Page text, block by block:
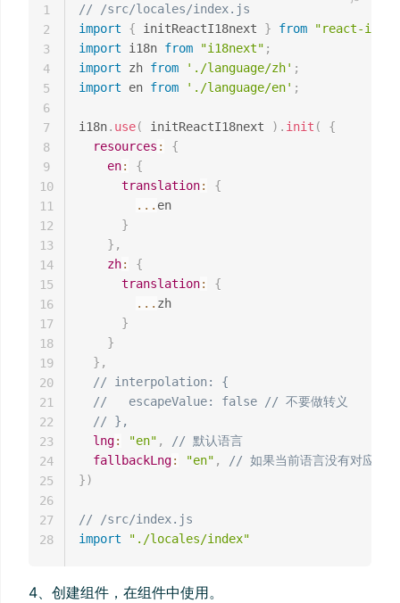
// /src/locales/index.js
import
{ initReactI18next } from
"react-
import i18n from "i18next" ;
import zh from './language/zh' ;
import en from './language/en' ;
i18n. use( initReactI18next ) . init (
{
resources :
{
en:
{
translation:
{
... en
}
} ,
zh:
{
translation:
{
... zh
}
}
} ,
// interpolation: {
//   escapeValue: false // 不要做转义
// },
lng: "en" ,
// 默认语言
fallbackLng: "en" ,
// 如果当前语言没有对应的
})
// /src/index.js
import
"./locales/index"
1
2
3
4
5
6
7
8
9
10
11
12
13
14
15
16
17
18
19
20
21
22
23
24
25
26
27
28
4、创建组件，在组件中使用。